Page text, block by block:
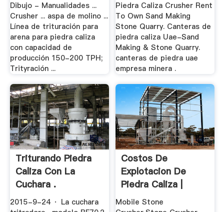
Dibujo - Manualidades ...
Crusher ... aspa de molino ...
Línea de trituración para
arena para piedra caliza
con capacidad de
producción 150-200 TPH;
Trityración ...
Piedra Caliza Crusher Rent
To Own Sand Making
Stone Quarry. Canteras de
piedra caliza Uae-Sand
Making & Stone Quarry.
canteras de piedra uae
empresa minera .
Triturando Piedra
Caliza Con La
Cuchara .
2015-9-24 · La cuchara
Costos De
Explotacion De
Piedra Caliza |
Stone .
Mobile Stone